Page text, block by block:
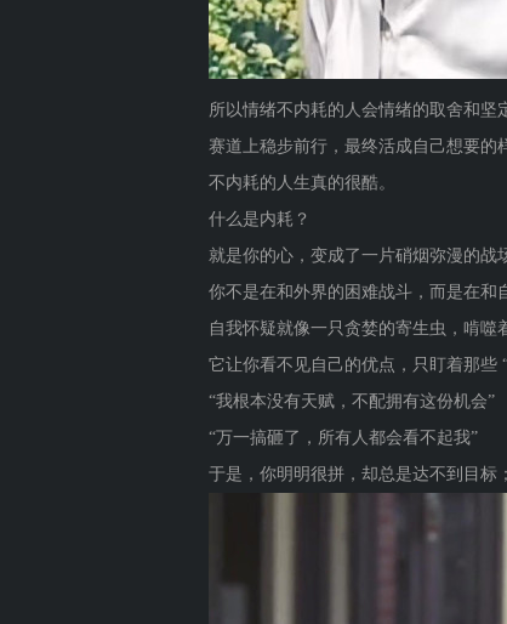
所以情绪不内耗的人会情绪的取舍和
赛道上稳步前行，最终活成自己想要的
不内耗的人生真的很酷。
什么是内耗？
就是你的心，变成了一片硝烟弥漫的战
你不是在和外界的困难战斗，而是在和
自我怀疑就像一只贪婪的寄生虫，啃噬
它让你看不见自己的优点，只盯着那些
“我根本没有天赋，不配拥有这份机会”
“万一搞砸了，所有人都会看不起我”
于是，你明明很拼，却总是达不到目标